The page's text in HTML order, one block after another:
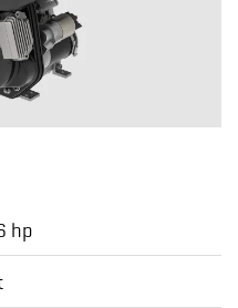
hp